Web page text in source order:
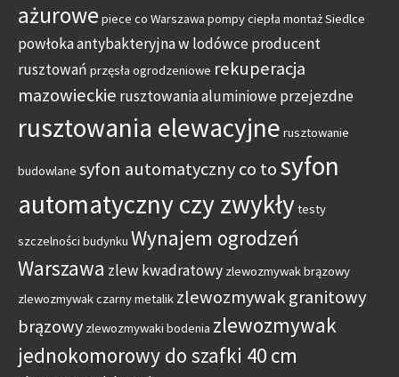
ażurowepiece co Warszawa pompy ciepła montaż Siedlce
powłoka antybakteryjna w lodówceproducent
rusztowań przęsła ogrodzeniowe rekuperacja
mazowieckie rusztowania aluminiowe przejezdne
rusztowania elewacyjne rusztowanie
budowlane syfon automatyczny co tosyfon
automatyczny czy zwykłytesty
szczelności budynku Wynajem ogrodzeń
Warszawa zlew kwadratowy zlewozmywak brązowy
zlewozmywak czarny metalik zlewozmywak granitowy
brązowy zlewozmywaki bodenia zlewozmywak
jednokomorowy do szafki 40 cm